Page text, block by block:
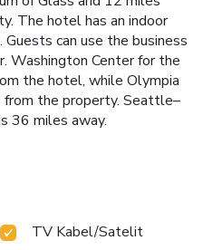
The hotel has an indoor
can use the business
Washington Center for the
the hotel, while Olympia
from the property. Seattle–
36 miles away.
TV Kabel/Satelit